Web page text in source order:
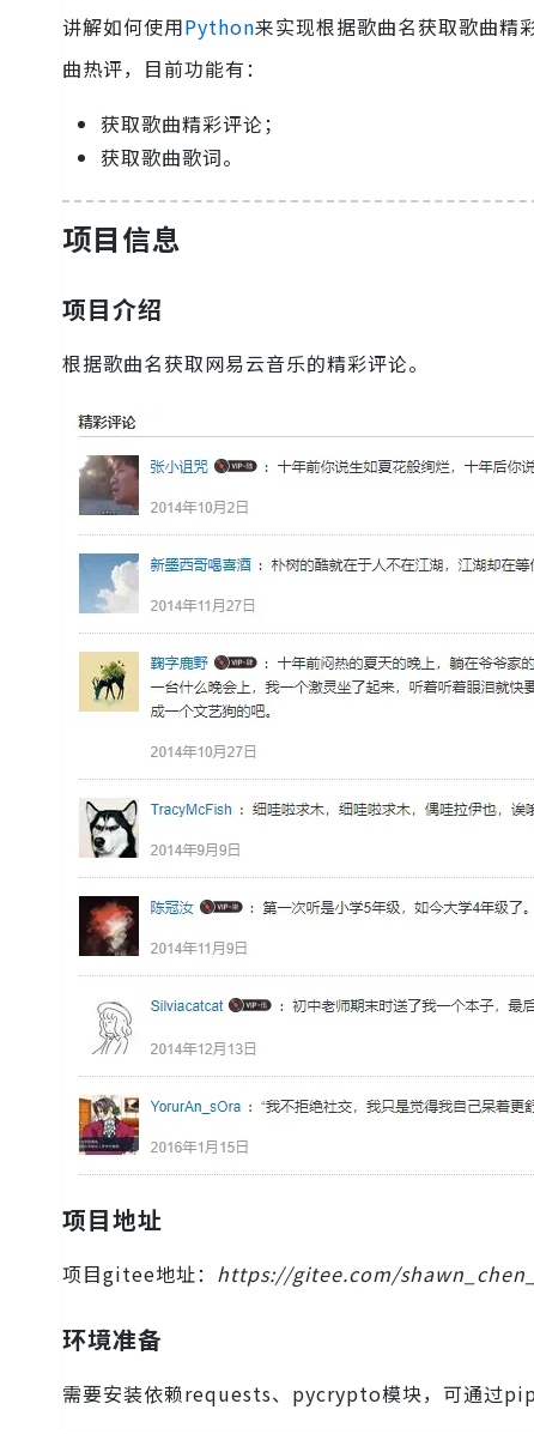
讲解如何使用Python来实现根据歌曲名获取歌曲精
曲热评，目前功能有：
获取歌曲精彩评论；
获取歌曲歌词。
项目信息
项目介绍
根据歌曲名获取网易云音乐的精彩评论。
项目地址
项目gitee地址： https://gitee.com/
环境准备
需要安装依赖requests、pycrypto模块，可通过pip